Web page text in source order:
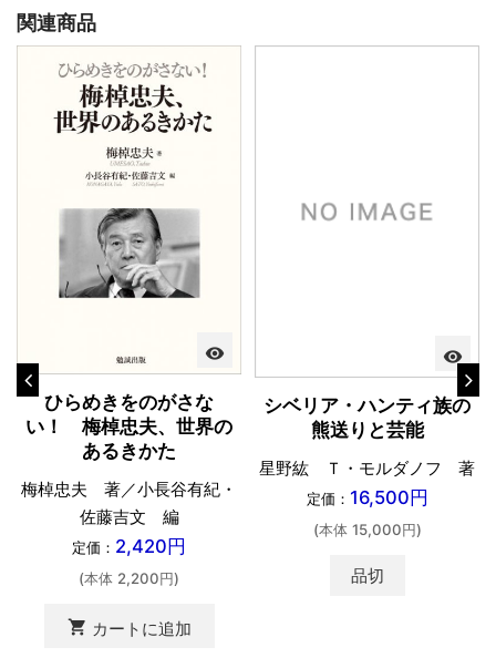
関連商品
visibility
ひらめきをのがさな
い！ 梅棹忠夫、世界の
あるきかた
梅棹忠夫 著／小長谷有紀・
佐藤吉文 編
定価： 2,420円
(本体 2,200円)
shopping_cart カートに追加
visibility
シベリア・ハンティ族の
熊送りと芸能
星野紘 Ｔ・モルダノフ 著
定価： 16,500円
(本体 15,000円)
品切